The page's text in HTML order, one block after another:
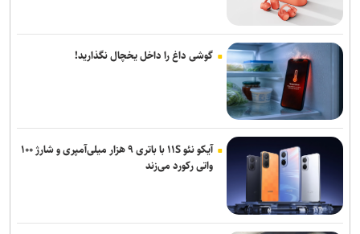
گوشی داغ را داخل یخچال نگذارید!
آیکو نئو ۱۱S با باتری ۹ هزار میلی‌آمپری و شارژ ۱۰۰
واتی رکورد می‌زند